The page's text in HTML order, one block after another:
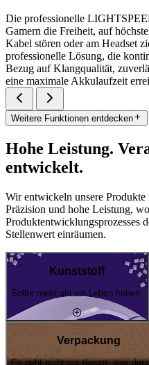
Die professionelle
Gamern die Freiheit, auf
Kabel stören oder am Headset
professionelle Lösung, die
Bezug auf Klangqualität,
eine maximale Akkulaufzeit
Weitere Funktionen entdecken
Hohe Leistung.
entwickelt.
Wir entwickeln unsere
Präzision und hohe Leistung,
Produktentwicklungsprozesses
Stellenwert einräumen.
Kunststoff
Sollte mehr als ein Leben haben.
Verpackung
Es geht nicht nur darum, was